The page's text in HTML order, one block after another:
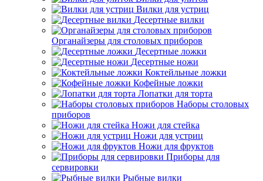
Вилки для устриц
Десертные вилки
Органайзеры для столовых приборов
Десертные ложки
Десертные ножи
Коктейльные ложки
Кофейные ложки
Лопатки для торта
Наборы столовых
приборов
Ножи для стейка
Ножи для устриц
Ножи для фруктов
Приборы для
сервировки
Рыбные вилки